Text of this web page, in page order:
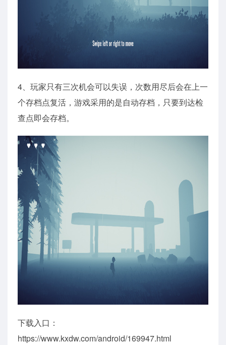
4、玩家只有三次机会可以失误，次数用尽后会在上一
个存档点复活，游戏采用的是自动存档，只要到达检
查点即会存档。
下载入口：
https://www.kxdw.com/android/169947.html